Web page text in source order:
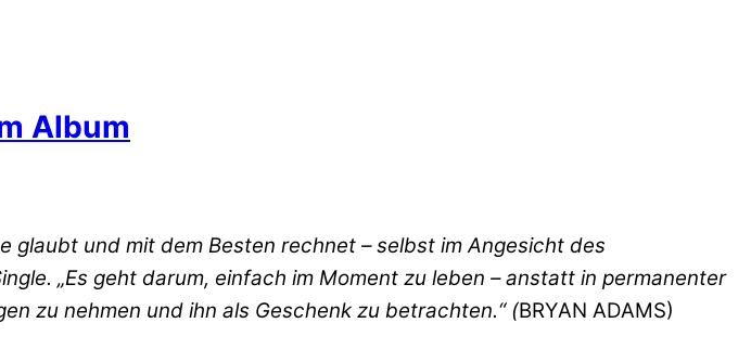
Album
glaubt und mit dem Besten rechnet – selbst im Angesicht des
„Es geht darum, einfach im Moment zu leben – anstatt in permanenter
zu nehmen und ihn als Geschenk zu betrachten.“ (BRYAN ADAMS)